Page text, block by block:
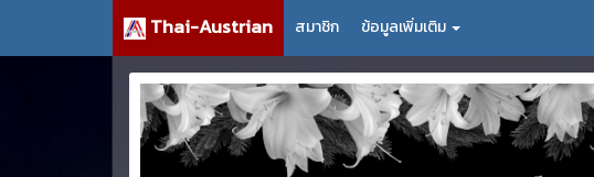
Thai-Austrian สมาชิก ข้อมูลเพิ่มเติม